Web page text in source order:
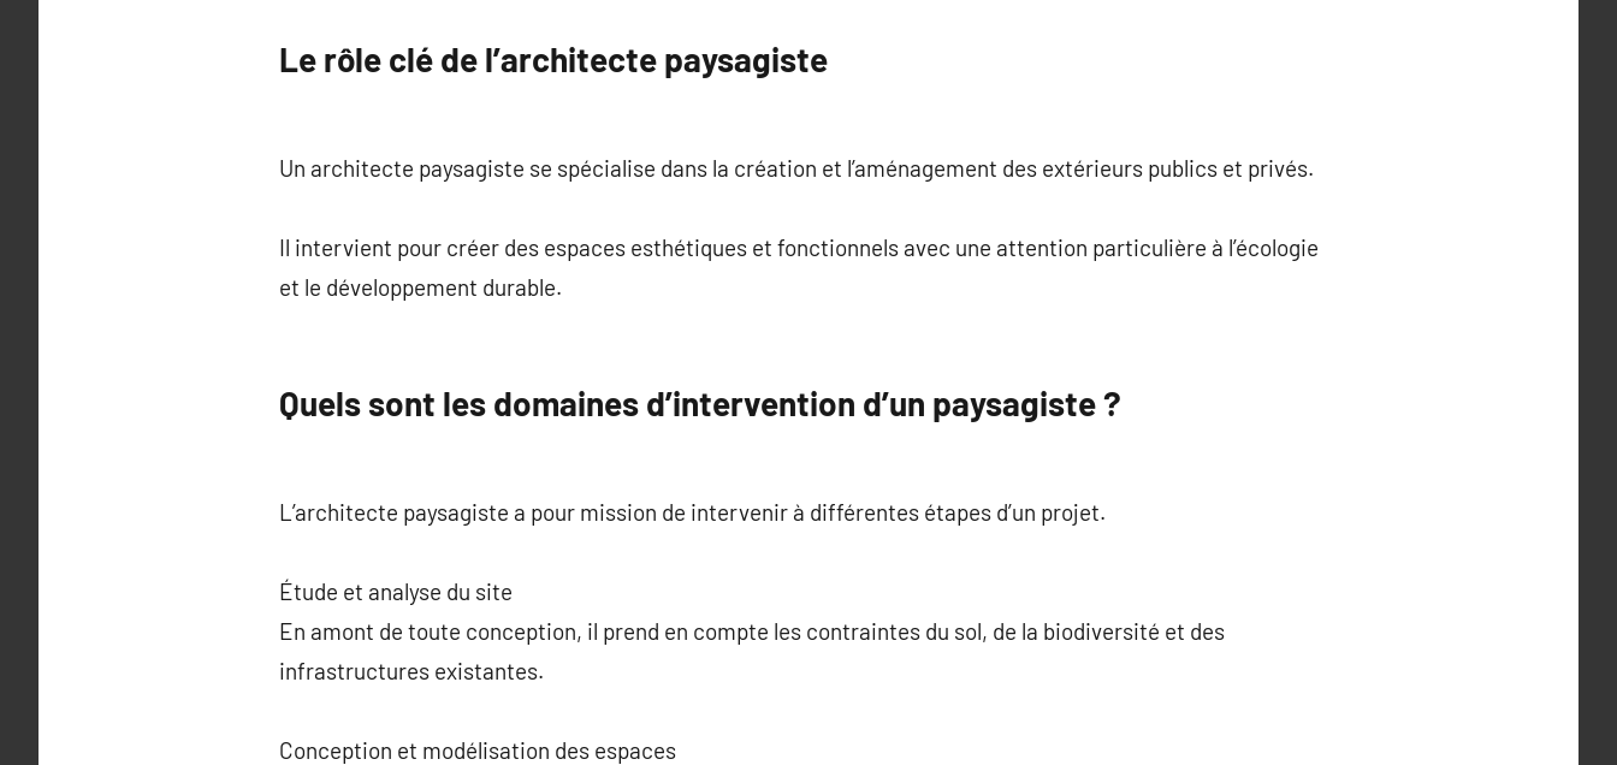
Le rôle clé de l’architecte paysagiste
Un architecte paysagiste se spécialise dans la création et l’aménagement des extérieurs publics et privés.
Il intervient pour créer des espaces esthétiques et fonctionnels avec une attention particulière à l’écologie
et le développement durable.
Quels sont les domaines d’intervention d’un paysagiste ?
L’architecte paysagiste a pour mission de intervenir à différentes étapes d’un projet.
Étude et analyse du site
En amont de toute conception, il prend en compte les contraintes du sol, de la biodiversité et des
infrastructures existantes.
Conception et modélisation des espaces